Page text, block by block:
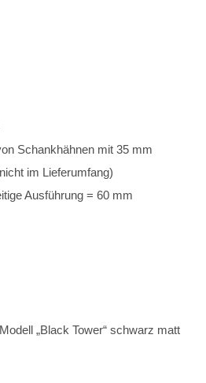
Schankhähnen mit 35 mm
im Lieferumfang)
Ausführung = 60 mm
„Black Tower“ schwarz matt